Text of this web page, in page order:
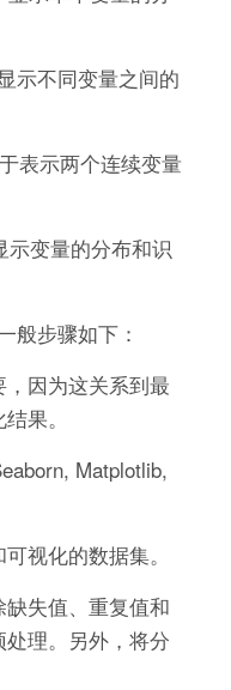
示不同变量之间的
表示两个连续变量
变量的分布和识
般步骤如下：
因为这关系到最
果。
Matplotlib,
视化的数据集。
失值、重复值和
理。另外，将分